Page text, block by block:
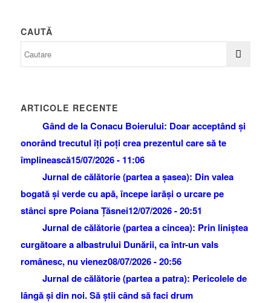
CAUTĂ
ARTICOLE RECENTE
Gând de la Conacu Boierului: Doar acceptând și
onorând trecutul îți poți crea prezentul care să te
împlinească15/07/2026 - 11:06
Jurnal de călătorie (partea a șasea): Din valea
bogată și verde cu apă, începe iarăși o urcare pe
stânci spre Poiana Țăsnei12/07/2026 - 20:51
Jurnal de călătorie (partea a cincea): Prin liniștea
curgătoare a albastrului Dunării, ca într-un vals
românesc, nu vienez08/07/2026 - 20:56
Jurnal de călătorie (partea a patra): Pericolele de
lângă și din noi. Să știi când să faci drum